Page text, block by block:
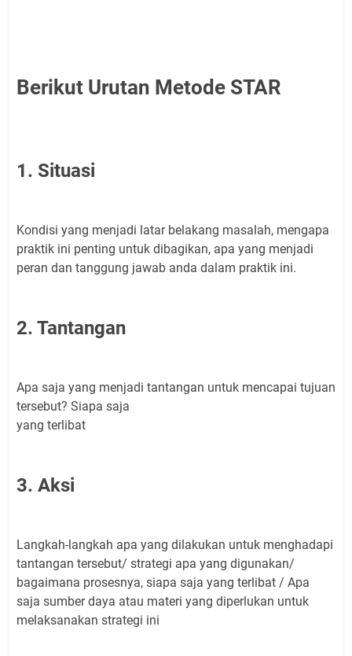
Berikut Urutan Metode STAR
1. Situasi
Kondisi yang menjadi latar belakang masalah, mengapa
praktik ini penting untuk dibagikan, apa yang menjadi
peran dan tanggung jawab anda dalam praktik ini.
2. Tantangan
Apa saja yang menjadi tantangan untuk mencapai tujuan
tersebut? Siapa saja
yang terlibat
3. Aksi
Langkah-langkah apa yang dilakukan untuk menghadapi
tantangan tersebut/ strategi apa yang digunakan/
bagaimana prosesnya, siapa saja yang terlibat / Apa
saja sumber daya atau materi yang diperlukan untuk
melaksanakan strategi ini